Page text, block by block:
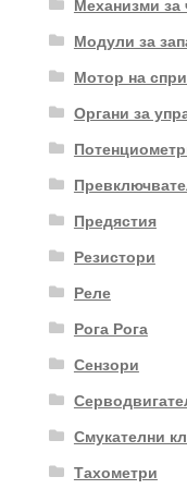
Механизми за
Модули за
Мотор на
Органи за
Предястия
Резистори
Реле
Рога Рога
Сензори
Смукателни
Тахометри